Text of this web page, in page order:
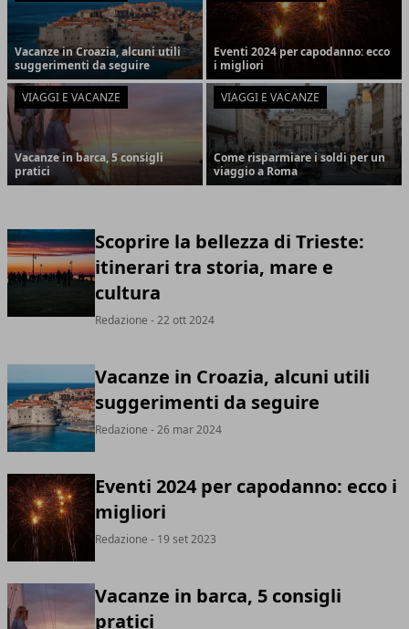
Vacanze in Croazia, alcuni utili
suggerimenti da seguire
Eventi 2024 per capodanno: ecco
i migliori
VIAGGI E VACANZE
Vacanze in barca, 5 consigli
pratici
VIAGGI E VACANZE
Come risparmiare i soldi per un
viaggio a Roma
Scoprire la bellezza di Trieste:
itinerari tra storia, mare e
cultura
Redazione - 22 ott 2024
Vacanze in Croazia, alcuni utili
suggerimenti da seguire
Redazione - 26 mar 2024
Eventi 2024 per capodanno: ecco i
migliori
Redazione - 19 set 2023
Vacanze in barca, 5 consigli
pratici